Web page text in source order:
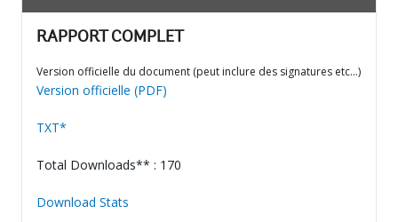
RAPPORT COMPLET
Version officielle du document (peut inclure des signatures etc…)
Version officielle (PDF)
TXT*
Total Downloads** : 170
Download Stats